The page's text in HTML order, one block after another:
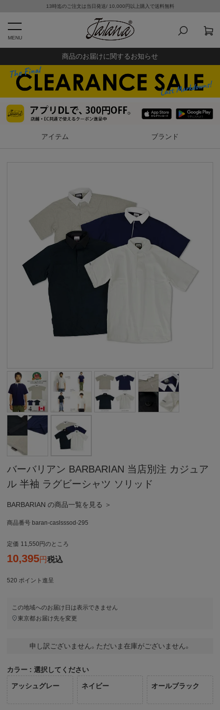
13時迄のご注文は当日発送/ 10,000円以上購入で送料無料
MENU
商品のお届けに関するお知らせ
アイテム ブランド
バーバリアン BARBARIAN 当店別注 カジュア
ル 半袖 ラグビーシャツ ソリッド
BARBARIAN の商品一覧を見る ＞
商品番号 baran-caslsssod-295
定価 11,550 のところ
10,395 税込
520 ポイント進呈
この地域へのお届け日は表示できません
東京都お届け先を変更
申し訳ございません。ただいま在庫がございません。
カラー 選択してください
アッシュグレー ネイビー オールブラック